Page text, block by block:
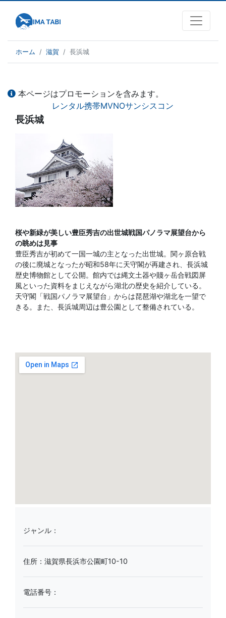
ホーム 滋賀 長浜城
本ページはプロモーションを含みます。
レンタル携帯MVNOサンシスコン
長浜城
桜や新緑が美しい豊臣秀吉の出世城戦国パノラマ展望台から
の眺めは見事
豊臣秀吉が初めて一国一城の主となった出世城。関ヶ原合戦
の後に廃城となったが昭和58年に天守閣が再建され、長浜城
歴史博物館として公開。館内では縄文土器や賤ヶ岳合戦図屏
風といった資料をまじえながら湖北の歴史を紹介している。
天守閣「戦国パノラマ展望台」からは琵琶湖や湖北を一望で
きる。また、長浜城周辺は豊公園として整備されている。
ジャンル：
住所：滋賀県長浜市公園町10-10
電話番号：